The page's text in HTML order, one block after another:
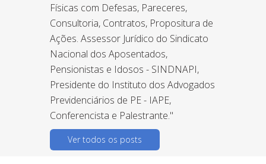
Físicas com Defesas, Pareceres,
Consultoria, Contratos, Propositura de
Ações. Assessor Jurídico do Sindicato
Nacional dos Aposentados,
Pensionistas e Idosos - SINDNAPI,
Presidente do Instituto dos Advogados
Previdenciários de PE - IAPE,
Conferencista e Palestrante."
Ver todos os posts